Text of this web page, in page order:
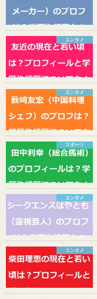
エンタメ
エンタメ
スポーツ
エンタメ
エンタメ